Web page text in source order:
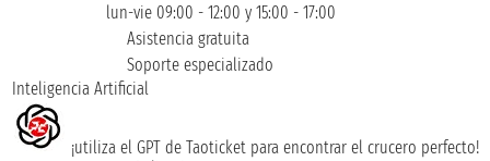
lun-vie 09:00 - 12:00 y 15:00 - 17:00
Asistencia gratuita
Soporte especializado
Inteligencia Artificial
¡utiliza el GPT de Taoticket para encontrar el crucero perfecto!